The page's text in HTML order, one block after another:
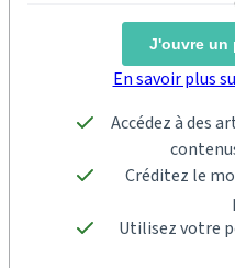
J'ouvre un
En savoir plus
Accédez à des
Créditez le
Utilisez votre